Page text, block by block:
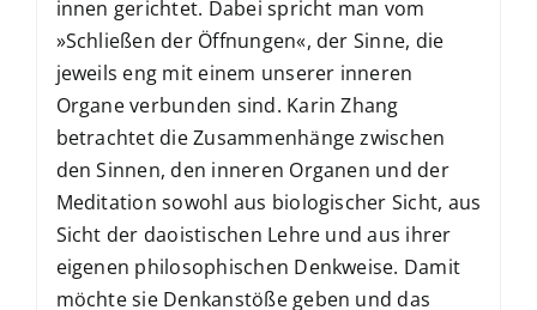
innen gerichtet. Dabei spricht man vom
»Schließen der Öffnungen«, der Sinne, die
jeweils eng mit einem unserer inneren
Organe verbunden sind. Karin Zhang
betrachtet die Zusammenhänge zwischen
den Sinnen, den inneren Organen und der
Meditation sowohl aus biologischer Sicht, aus
Sicht der daoistischen Lehre und aus ihrer
eigenen philosophischen Denkweise. Damit
möchte sie Denkanstöße geben und das